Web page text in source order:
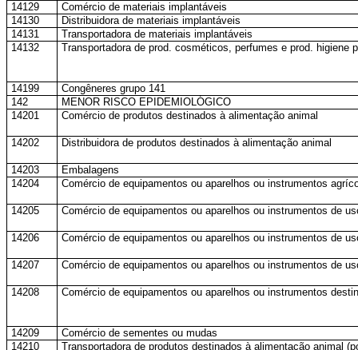
14129
Comércio de materiais implantáveis
14130
Distribuidora de materiais implantáveis
14131
Transportadora de materiais implantáveis
14132
Transportadora de prod. cosméticos, perfumes e prod. higiene
14199
Congêneres grupo 141
142
MENOR RISCO EPIDEMIOLÓGICO
14201
Comércio de produtos destinados à alimentação animal
14202 Distribuidora de produtos destinados à alimentação animal
14203
Embalagens
14204
Comércio de equipamentos ou aparelhos ou instrumentos
14205 Comércio de equipamentos ou aparelhos ou instrumentos de
14206 Comércio de equipamentos ou aparelhos ou instrumentos de
14207 Comércio de equipamentos ou aparelhos ou instrumentos de
14208 Comércio de equipamentos ou aparelhos ou instrumentos
14209
Comércio de sementes ou mudas
14210
Transportadora de produtos destinados à alimentação animal